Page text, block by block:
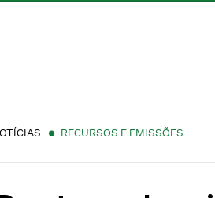
RECURSOS E EMISSÕES